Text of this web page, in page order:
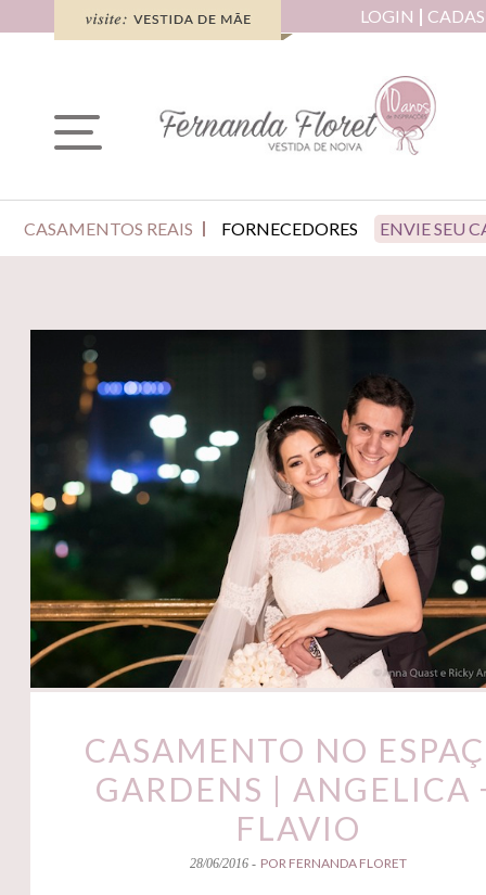
LOGIN
CASAMENTOS REAIS FORNECEDORES ENVIE SEU
CASAMENTO NO
GARDENS | ANGELICA
FLAVIO
28/06/2016 - POR FERNANDA FLORET